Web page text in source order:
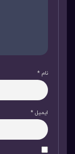
نام *
ایمیل*